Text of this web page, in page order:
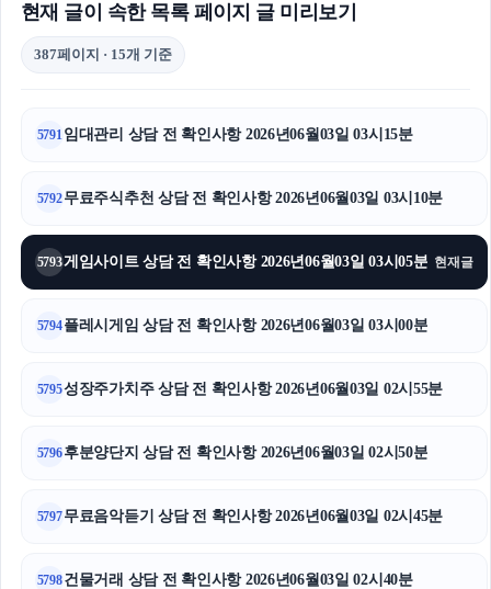
현재 글이 속한 목록 페이지 글 미리보기
387페이지 · 15개 기준
5791 임대관리 상담 전 확인사항 2026년06월03일 03시15분
5792무료주식추천 상담 전 확인사항 2026년06월03일 03시10분
5793게임사이트 상담 전 확인사항 2026년06월03일 03시05분 현재글
5794플레시게임 상담 전 확인사항 2026년06월03일 03시00분
5795성장주가치주 상담 전 확인사항 2026년06월03일 02시55분
5796후분양단지 상담 전 확인사항 2026년06월03일 02시50분
5797무료음악듣기 상담 전 확인사항 2026년06월03일 02시45분
5798건물거래 상담 전 확인사항 2026년06월03일 02시40분